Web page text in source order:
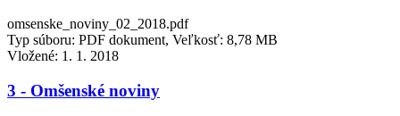
omsenske_noviny_02_2018.pdf
Typ súboru: PDF dokument, Veľkosť: 8,78 MB
Vložené: 1. 1. 2018
3 - Omšenské noviny